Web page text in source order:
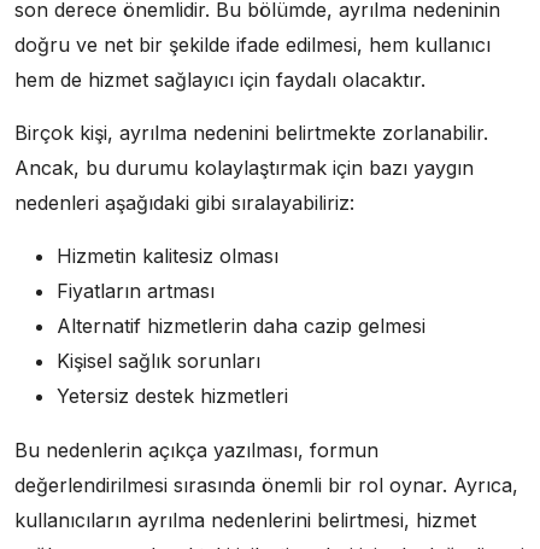
son derece önemlidir. Bu bölümde, ayrılma nedeninin
doğru ve net bir şekilde ifade edilmesi, hem kullanıcı
hem de hizmet sağlayıcı için faydalı olacaktır.
Birçok kişi, ayrılma nedenini belirtmekte zorlanabilir.
Ancak, bu durumu kolaylaştırmak için bazı yaygın
nedenleri aşağıdaki gibi sıralayabiliriz:
Hizmetin kalitesiz olması
Fiyatların artması
Alternatif hizmetlerin daha cazip gelmesi
Kişisel sağlık sorunları
Yetersiz destek hizmetleri
Bu nedenlerin açıkça yazılması, formun
değerlendirilmesi sırasında önemli bir rol oynar. Ayrıca,
kullanıcıların ayrılma nedenlerini belirtmesi, hizmet